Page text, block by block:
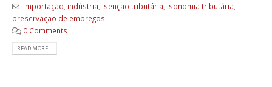
importação indústria Isenção tributária isonomia tributária
preservação de empregos
0 Comments
READ MORE...